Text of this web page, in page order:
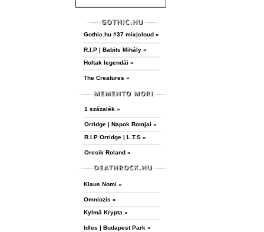
Gothic.hu #37 mix|cloud »
R.I.P | Babits Mihály »
Holtak legendái »
The Creatures »
1 százalék »
Orridge | Napok Romjai »
R.I.P Orridge | L.T.S »
Orcsik Roland »
Klaus Nomi »
Omniozis »
Kylmä Krypta »
Idles | Budapest Park »